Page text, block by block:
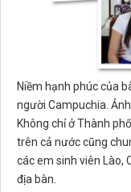
Niềm hạnh phúc của
người Campuchia.
Không chỉ ở Thành
trên cả nước cũng
các em sinh viên Lào,
địa bàn.